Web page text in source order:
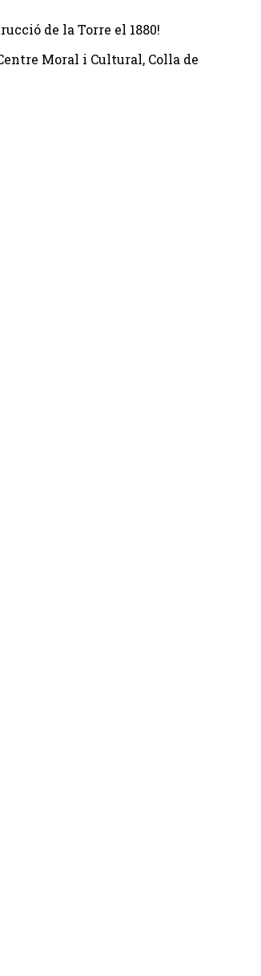
de la Torre el 1880!
Moral i Cultural, Colla de